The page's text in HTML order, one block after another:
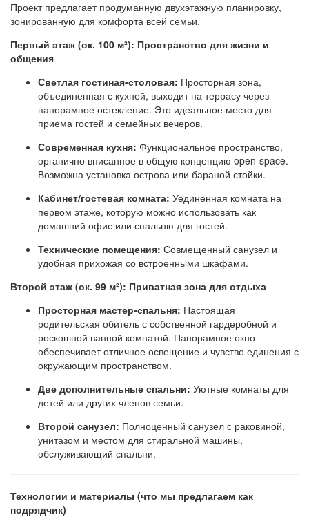
Проект предлагает продуманную двухэтажную планировку,
зонированную для комфорта всей семьи.
Первый этаж (ок. 100 м²): Пространство для жизни и
общения
Светлая гостиная-столовая: Просторная зона,
объединенная с кухней, выходит на террасу через
панорамное остекление. Это идеальное место для
приема гостей и семейных вечеров.
Современная кухня: Функциональное пространство,
органично вписанное в общую концепцию open-space.
Возможна установка острова или бараной стойки.
Кабинет/гостевая комната: Уединенная комната на
первом этаже, которую можно использовать как
домашний офис или спальню для гостей.
Технические помещения: Совмещенный санузел и
удобная прихожая со встроенными шкафами.
Второй этаж (ок. 99 м²): Приватная зона для отдыха
Просторная мастер-спальня: Настоящая
родительская обитель с собственной гардеробной и
роскошной ванной комнатой. Панорамное окно
обеспечивает отличное освещение и чувство единения с
окружающим пространством.
Две дополнительные спальни: Уютные комнаты для
детей или других членов семьи.
Второй санузел: Полноценный санузел с раковиной,
унитазом и местом для стиральной машины,
обслуживающий спальни.
Технологии и материалы (что мы предлагаем как
подрядчик)